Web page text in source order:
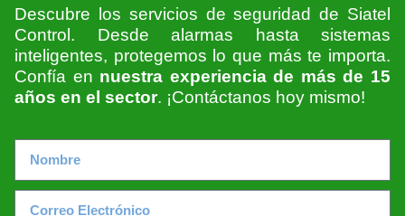
Descubre los servicios de seguridad de Siatel
Control. Desde alarmas hasta sistemas
inteligentes, protegemos lo que más te importa.
Confía en nuestra experiencia de más de 15
años en el sector. ¡Contáctanos hoy mismo!